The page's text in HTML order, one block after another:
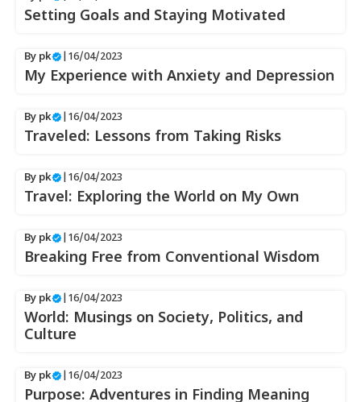
Setting Goals and Staying Motivated
By pk 16/04/2023
My Experience with Anxiety and Depression
By pk 16/04/2023
Traveled: Lessons from Taking Risks
By pk 16/04/2023
Travel: Exploring the World on My Own
By pk 16/04/2023
Breaking Free from Conventional Wisdom
By pk 16/04/2023
World: Musings on Society, Politics, and
Culture
By pk 16/04/2023
Purpose: Adventures in Finding Meaning